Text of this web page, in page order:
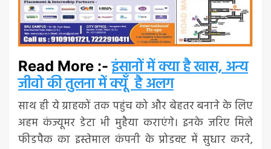
Read More :-इंसानों में क्या है खास, अन्य
जीवो की तुलना में क्यूँ है अलग
साथ ही ये ग्राहकों तक पहुंच को और बेहतर बनाने के लिए
अहम कंज्यूमर डेटा भी मुहैया कराएंगे। इनके जरिए मिले
फीडपैक का इस्तेमाल कंपनी के प्रोडक्ट में सुधार करने,